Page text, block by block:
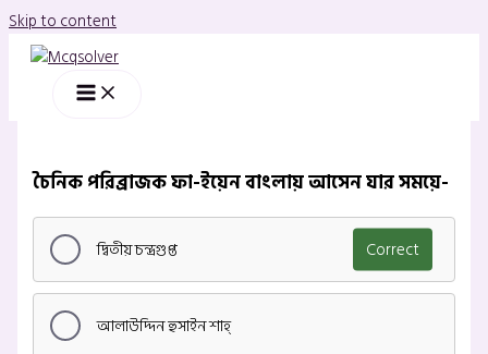
Skip to content
চৈনিক পরিব্রাজক ফা-ইয়েন বাংলায় আসেন যার সময়ে-
দ্বিতীয় চন্দ্রগুপ্ত Correct
আলাউদ্দিন হুসাইন শাহ্